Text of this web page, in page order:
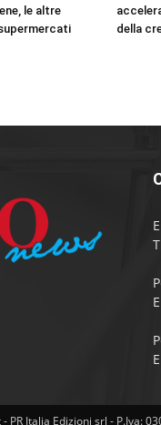
le altre
della
PR Italia Edizioni srl - P.Iva: